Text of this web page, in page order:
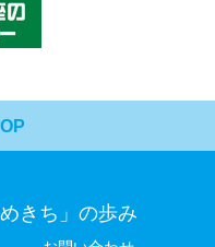
きち」の歩み